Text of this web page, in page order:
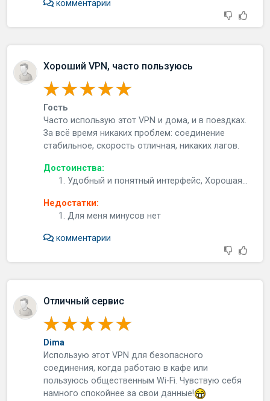
комментарии
Хороший VPN, часто пользуюсь
Гость
Часто использую этот VPN и дома, и в поездках.
За всё время никаких проблем: соединение
стабильное, скорость отличная, никаких лагов.
Достоинства:
Удобный и понятный интерфейс, Хорошая...
Недостатки:
Для меня минусов нет
комментарии
Отличный сервис
Dima
Использую этот VPN для безопасного
соединения, когда работаю в кафе или
пользуюсь общественным Wi-Fi. Чувствую себя
намного спокойнее за свои данные!